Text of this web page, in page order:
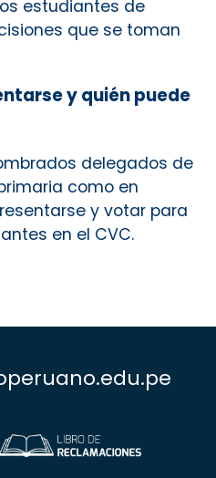
estudiantes de
que se toman
y quién puede
delegados de
como en
y votar para
en el CVC.